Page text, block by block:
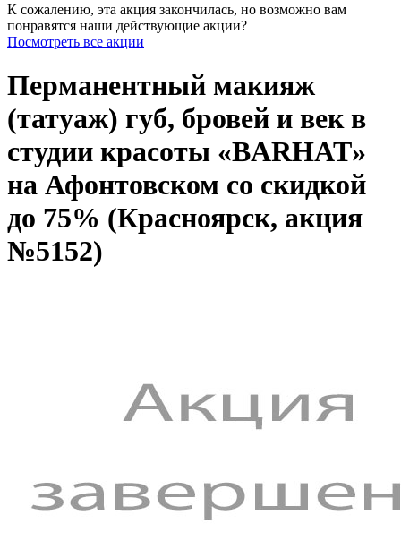
К сожалению, эта акция закончилась, но возможно вам
понравятся наши действующие акции?
Посмотреть все акции
Перманентный макияж
(татуаж) губ, бровей и век в
студии красоты «BARHAT»
на Афонтовском со скидкой
до 75% (Красноярск, акция
№5152)